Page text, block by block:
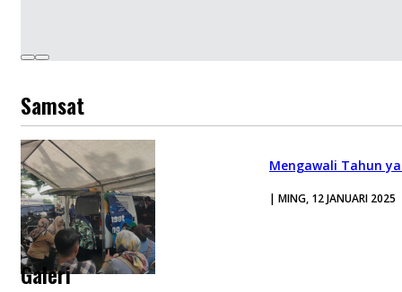
Samsat
Mengawali Tahun
| MING, 12 JANUARI 2025
Galeri